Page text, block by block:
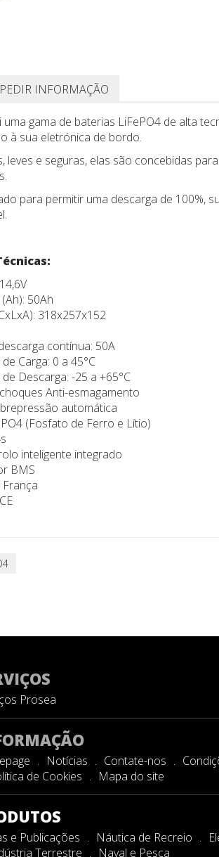
PEDIR INFORMAÇÃO
uma gama de baterias LiFePO4 de alta
à sua eletrónica de bordo.
leves e seguras, elas são concebidas
para permitir uma descarga de 100%,
50Ah
318x257x152
contínua: 50A
Carga: 0 a 45°C
Descarga: -25 a +65°C
Anti-esmagamento
automática
(Fosfato de Ferro e Lítio)
inteligente integrado
BMS
Prosea
Notícias Contate-nos
de Cookies
Mapa do site
e Publicações Náutica de Recreio
Terrestre
Naval e Pesca